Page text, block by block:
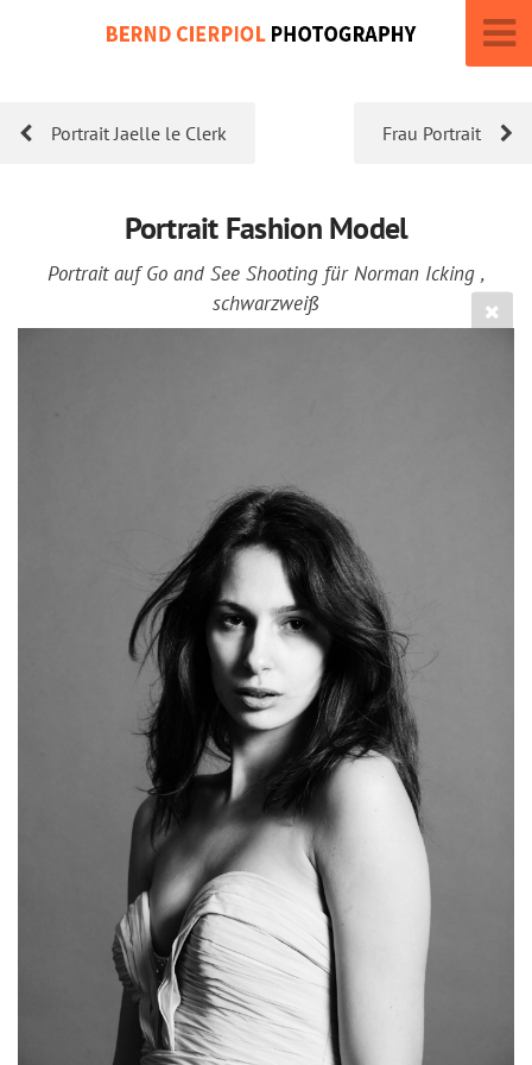
Portrait Jaelle le Clerk Frau Portrait
Portrait Fashion Model
Portrait auf Go and See Shooting für Norman Icking ,
schwarzweiß